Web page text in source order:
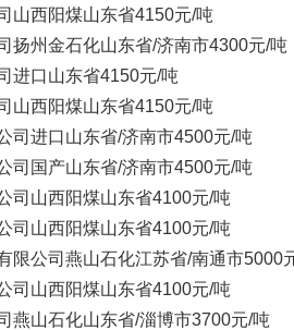
山西阳煤山东省4150元/吨
扬州金石化山东省/济南市4300元/吨
进口山东省4150元/吨
山西阳煤山东省4150元/吨
司 进口山东省/济南市4500元/吨
司 国产山东省/济南市4500元/吨
司 山西阳煤山东省4100元/吨
司 山西阳煤山东省4100元/吨
限公司 燕山石化江苏省/南通市5000
司 山西阳煤山东省4100元/吨
燕山石化山东省/淄博市3700元/吨